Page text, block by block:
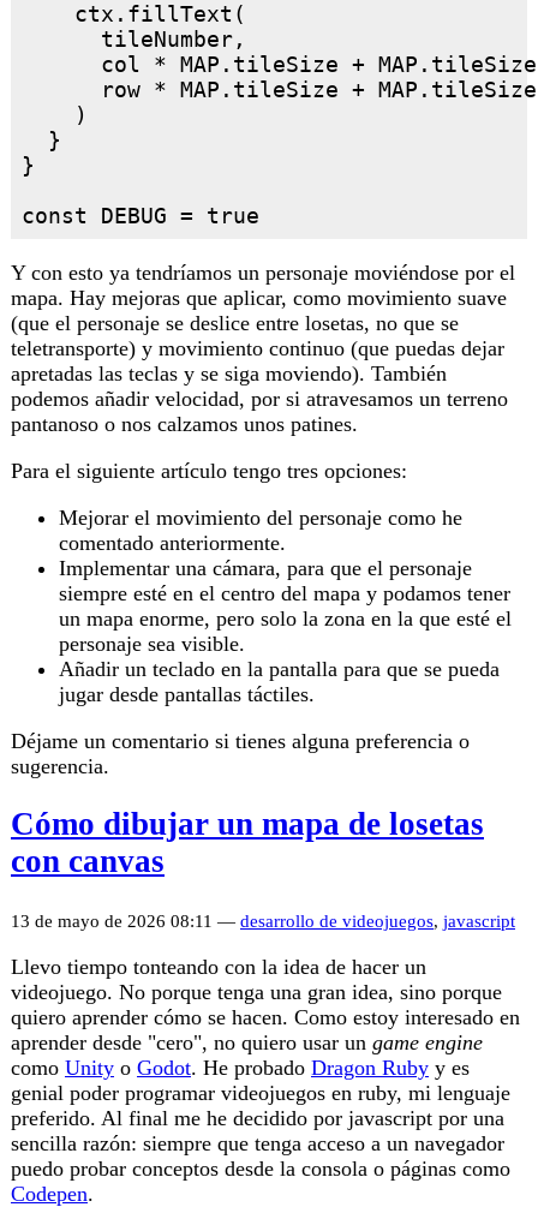
    ctx.fillText(
      tileNumber,
col * MAP.tileSize +
row * MAP.tileSize +
    )
  }
}
Y con esto ya tendríamos un personaje moviéndose por el
mapa. Hay mejoras que aplicar, como movimiento suave
(que el personaje se deslice entre losetas, no que se
teletransporte) y movimiento continuo (que puedas dejar
apretadas las teclas y se siga moviendo). También
podemos añadir velocidad, por si atravesamos un terreno
pantanoso o nos calzamos unos patines.
Para el siguiente artículo tengo tres opciones:
Mejorar el movimiento del personaje como he
comentado anteriormente.
Implementar una cámara, para que el personaje
siempre esté en el centro del mapa y podamos tener
un mapa enorme, pero solo la zona en la que esté el
personaje sea visible.
Añadir un teclado en la pantalla para que se pueda
jugar desde pantallas táctiles.
Déjame un comentario si tienes alguna preferencia o
sugerencia.
Cómo dibujar un mapa de losetas
con canvas
13 de mayo de 2026 08:11 — desarrollo de videojuegos, javascript
Llevo tiempo tonteando con la idea de hacer un
videojuego. No porque tenga una gran idea, sino porque
quiero aprender cómo se hacen. Como estoy interesado en
aprender desde "cero", no quiero usar un game engine
como Unity o Godot. He probado Dragon Ruby y es
genial poder programar videojuegos en ruby, mi lenguaje
preferido. Al final me he decidido por javascript por una
sencilla razón: siempre que tenga acceso a un navegador
puedo probar conceptos desde la consola o páginas como
Codepen.